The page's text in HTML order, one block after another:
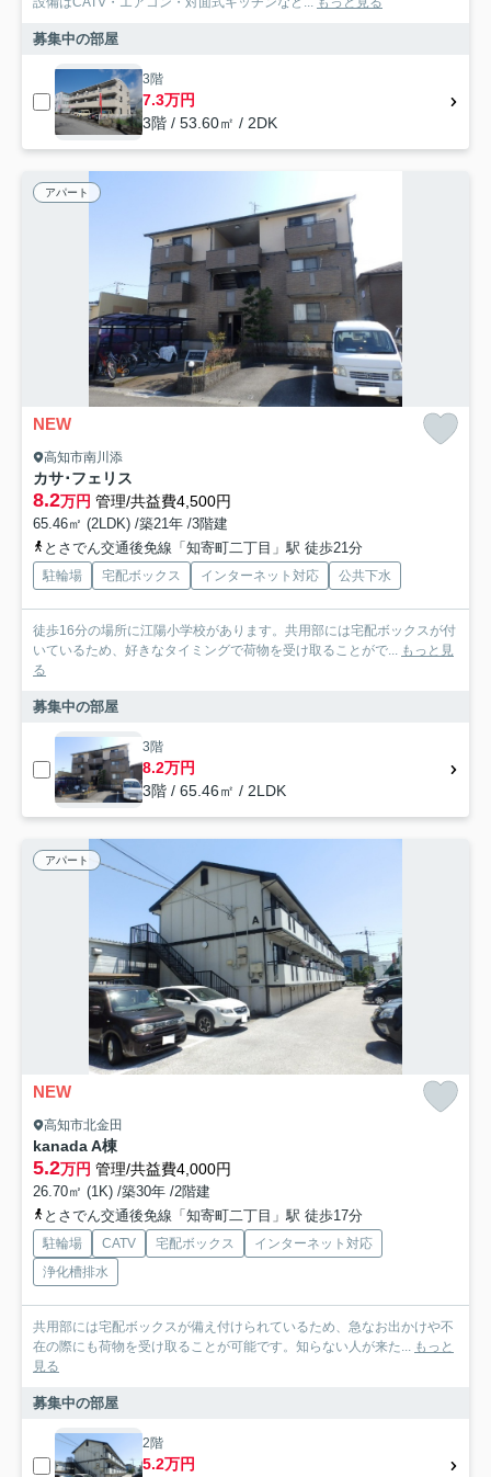
募集中の部屋
3階
7.3万円
3階 / 53.60㎡ / 2DK
アパート
NEW
高知市南川添
カサ･フェリス
8.2万円 管理/共益費4,500円
65.46㎡ (2LDK) /築21年 /3階建
とさでん交通後免線「知寄町二丁目」駅 徒歩21分
駐輪場 宅配ボックス インターネット対応 公共下水
徒歩16分の場所に江陽小学校があります。共用部には宅配ボックスが付
いているため、好きなタイミングで荷物を受け取ることがで... もっと見
る
募集中の部屋
3階
8.2万円
3階 / 65.46㎡ / 2LDK
アパート
NEW
高知市北金田
kanada A棟
5.2万円 管理/共益費4,000円
26.70㎡ (1K) /築30年 /2階建
とさでん交通後免線「知寄町二丁目」駅 徒歩17分
駐輪場 CATV 宅配ボックス
インターネット対応
浄化槽排水
共用部には宅配ボックスが備え付けられているため、急なお出かけや不
在の際にも荷物を受け取ることが可能です。知らない人が来た... もっと
見る
募集中の部屋
2階
5.2万円